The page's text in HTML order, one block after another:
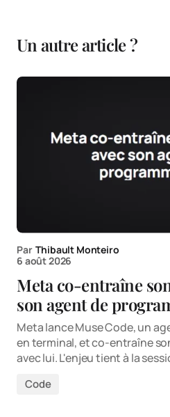
Un autre article ?
Par Thibault Monteiro
6 août 2026
Meta co-entraîne
son agent de
Meta lance Muse Code, un
en terminal, et co-entraîne
avec lui. L'enjeu tient à la
Code